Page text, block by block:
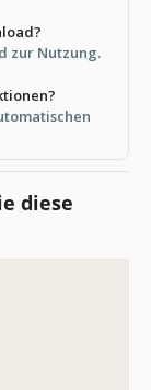
zur Nutzung.
diese